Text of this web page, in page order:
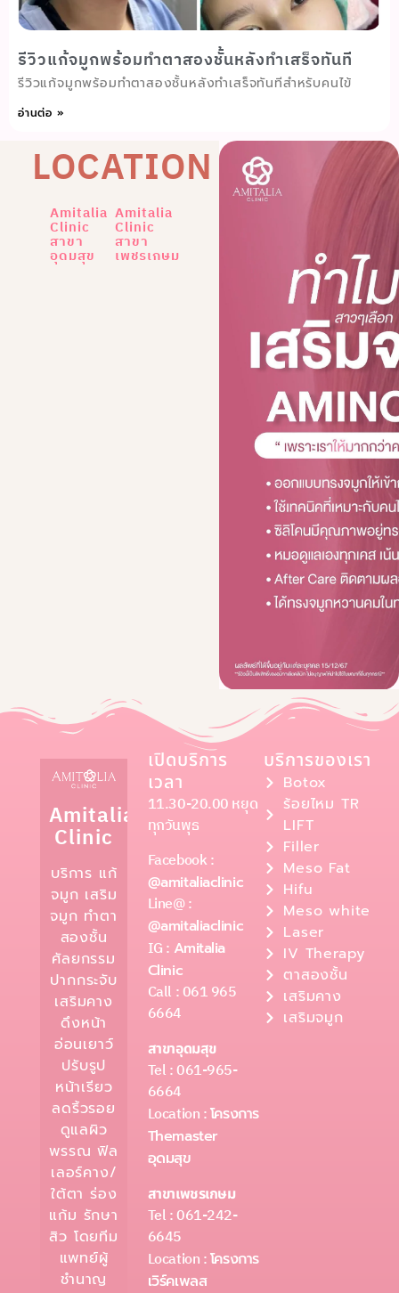
รีวิวแก้จมูกพร้อมทำตาสองชั้นหลังทำเสร็จทันที
รีวิวแก้จมูกพร้อมทำตาสองชั้นหลังทำเสร็จทันทีสำหรับคนไข้
อ่านต่อ »
LOCATION
Amitalia
Clinic
สาขา
อุดมสุข
Amitalia
Clinic
สาขา
เพชรเกษม
Amitalia
Clinic
บริการ แก้
จมูก เสริม
จมูก ทำตา
สองชั้น
ศัลยกรรม
ปากกระจับ
เสริมคาง
ดึงหน้า
อ่อนเยาว์
ปรับรูป
หน้าเรียว
ลดริ้วรอย
ดูแลผิว
พรรณ ฟิล
เลอร์คาง/
ใต้ตา ร่อง
แก้ม รักษา
สิว โดยทีม
แพทย์ผู้
ชำนาญ
เปิดบริการ
เวลา
11.30-20.00 หยุด
ทุกวันพุธ
Facebook :
@amitaliaclinic
Line@ :
@amitaliaclinic
IG : Amitalia
Clinic
Call : 061 965
6664
สาขาอุดมสุข
Tel : 061-965-
6664
Location :โครงการ
Themaster
อุดมสุข
สาขาเพชรเกษม
Tel : 061-242-
6645
Location :โครงการ
เวิร์คเพลส
บริการของเรา
Botox
ร้อยไหม TR
LIFT
Filler
Meso Fat
Hifu
Meso white
Laser
IV Therapy
ตาสองชั้น
เสริมคาง
เสริมจมูก